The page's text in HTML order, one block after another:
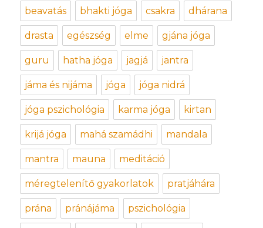
beavatás bhakti jóga csakra dhárana
drasta egészség elme gjána jóga
guru hatha jóga jagjá jantra
jáma és nijáma jóga jóga nidrá
jóga pszichológia karma jóga kirtan
krijá jóga mahá szamádhi mandala
mantra mauna meditáció
méregtelenítő gyakorlatok pratjáhára
prána pránájáma pszichológia